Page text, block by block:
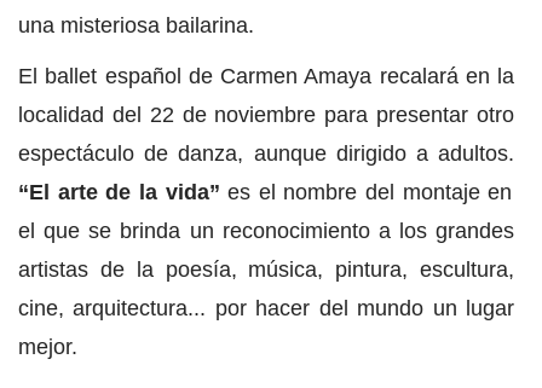
una misteriosa bailarina.
El ballet español de Carmen Amaya recalará en la
localidad del 22 de noviembre para presentar otro
espectáculo de danza, aunque dirigido a adultos.
“El arte de la vida” es el nombre del montaje en
el que se brinda un reconocimiento a los grandes
artistas de la poesía, música, pintura, escultura,
cine, arquitectura... por hacer del mundo un lugar
mejor.